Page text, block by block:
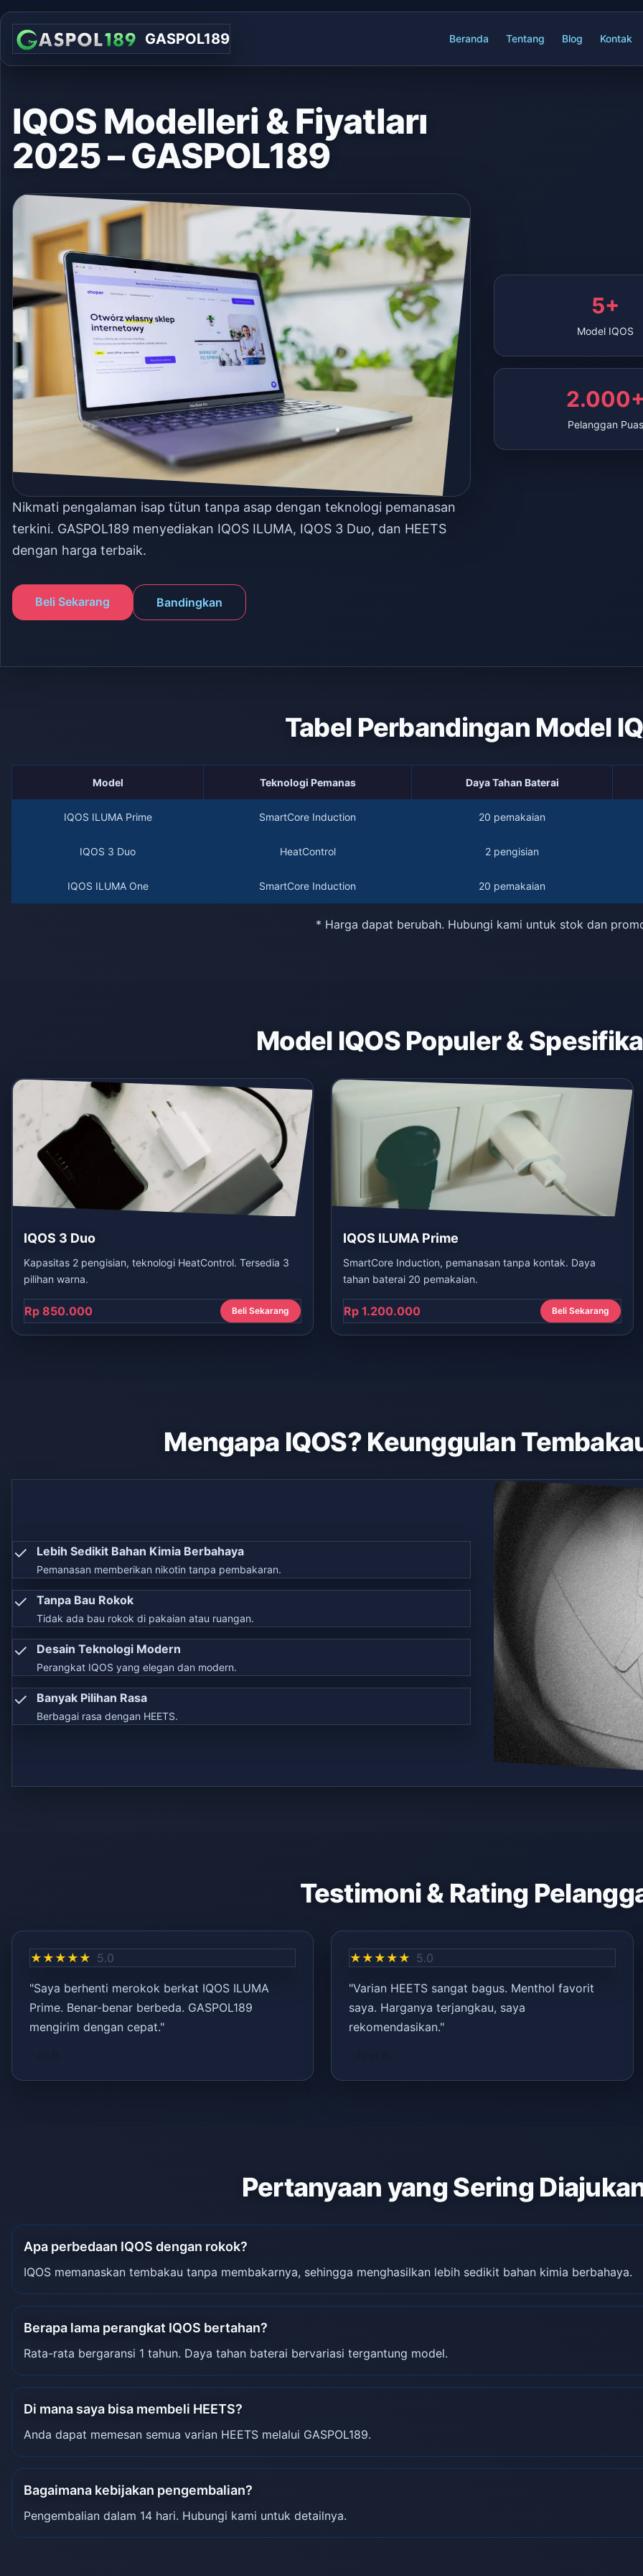
GASPOL189 Beranda Tentang Blog Kontak
IQOS Modelleri & Fiyatları
2025 – GASPOL189
Nikmati pengalaman isap tütun tanpa asap dengan teknologi pemanasan
terkini. GASPOL189 menyediakan IQOS ILUMA, IQOS 3 Duo, dan HEETS
dengan harga terbaik.
Beli Sekarang Bandingkan
5+
Model IQOS
Pelanggan Puas
Tabel Perbandingan Model
Model Teknologi Pemanas Daya Tahan Baterai
IQOS ILUMA Prime SmartCore Induction 20 pemakaian
IQOS 3 Duo HeatControl 2 pengisian
IQOS ILUMA One SmartCore Induction 20 pemakaian
* Harga dapat berubah. Hubungi kami untuk stok dan
Model IQOS Populer &
IQOS 3 Duo
Kapasitas 2 pengisian, teknologi HeatControl. Tersedia 3
pilihan warna.
Rp 850.000 Beli Sekarang
IQOS ILUMA Prime
SmartCore Induction, pemanasan tanpa kontak. Daya
tahan baterai 20 pemakaian.
Rp 1.200.000 Beli Sekarang
Mengapa IQOS? Keunggulan
✓ Lebih Sedikit Bahan Kimia Berbahaya
Pemanasan memberikan nikotin tanpa pembakaran.
✓ Tanpa Bau Rokok
Tidak ada bau rokok di pakaian atau ruangan.
✓ Desain Teknologi Modern
Perangkat IQOS yang elegan dan modern.
✓ Banyak Pilihan Rasa
Berbagai rasa dengan HEETS.
Testimoni & Rating
★★★★★ 5.0
"Saya berhenti merokok berkat IQOS ILUMA
Prime. Benar-benar berbeda. GASPOL189
mengirim dengan cepat."
★★★★★ 5.0
"Varian HEETS sangat bagus. Menthol favorit
saya. Harganya terjangkau, saya
rekomendasikan."
Pertanyaan yang Sering
Apa perbedaan IQOS dengan rokok?
IQOS memanaskan tembakau tanpa membakarnya, sehingga menghasilkan lebih sedikit bahan kimia berbahaya.
Berapa lama perangkat IQOS bertahan?
Rata-rata bergaransi 1 tahun. Daya tahan baterai bervariasi tergantung model.
Di mana saya bisa membeli HEETS?
Anda dapat memesan semua varian HEETS melalui GASPOL189.
Bagaimana kebijakan pengembalian?
Pengembalian dalam 14 hari. Hubungi kami untuk detailnya.